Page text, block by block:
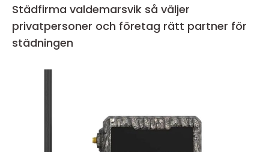
Städfirma valdemarsvik så väljer
privatpersoner och företag rätt partner för
städningen